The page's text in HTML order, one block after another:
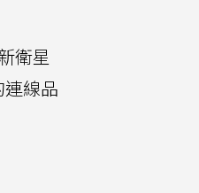
衛星
線品